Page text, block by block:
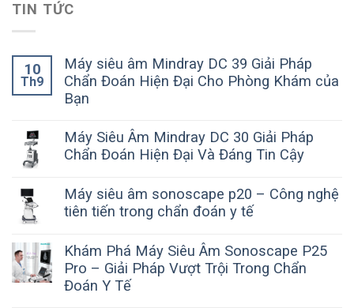
TIN TỨC
10
Th9
Máy siêu âm Mindray DC 39 Giải Pháp
Chẩn Đoán Hiện Đại Cho Phòng Khám của
Bạn
Máy Siêu Âm Mindray DC 30 Giải Pháp
Chẩn Đoán Hiện Đại Và Đáng Tin Cậy
Máy siêu âm sonoscape p20 – Công nghệ
tiên tiến trong chẩn đoán y tế
Khám Phá Máy Siêu Âm Sonoscape P25
Pro – Giải Pháp Vượt Trội Trong Chẩn
Đoán Y Tế